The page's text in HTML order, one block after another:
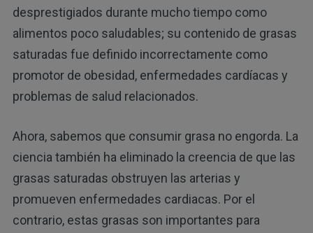
desprestigiados durante mucho tiempo como
alimentos poco saludables; su contenido de grasas
saturadas fue definido incorrectamente como
promotor de obesidad, enfermedades cardíacas y
problemas de salud relacionados.
Ahora, sabemos que consumir grasa no engorda. La
ciencia también ha eliminado la creencia de que las
grasas saturadas obstruyen las arterias y
promueven enfermedades cardiacas. Por el
contrario, estas grasas son importantes para